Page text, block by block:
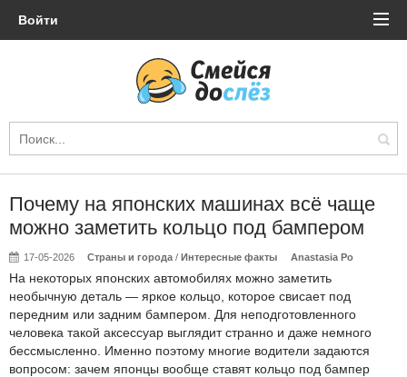
Войти
Почему на японских машинах всё чаще
можно заметить кольцо под бампером
17-05-2026 Страны и города /Интересные факты Anastasia Po
На некоторых японских автомобилях можно заметить
необычную деталь — яркое кольцо, которое свисает под
передним или задним бампером. Для неподготовленного
человека такой аксессуар выглядит странно и даже немного
бессмысленно. Именно поэтому многие водители задаются
вопросом: зачем японцы вообще ставят кольцо под бампер